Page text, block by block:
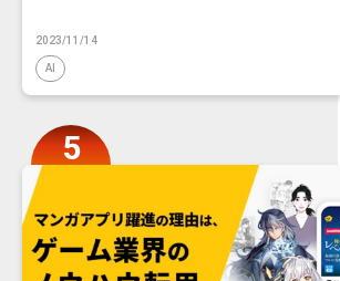
2023/11/14
AI